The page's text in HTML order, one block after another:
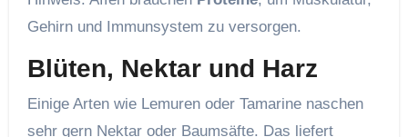
Gehirn und Immunsystem zu versorgen.
Blüten, Nektar und Harz
Einige Arten wie Lemuren oder Tamarine naschen
sehr gern Nektar oder Baumsäfte. Das liefert